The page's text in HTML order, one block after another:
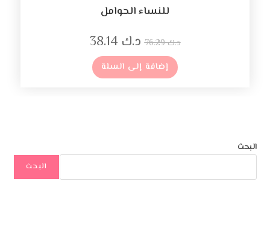
للنساء الحوامل
د.ك76.29 د.ك
إضافة إلى السلة
البحث
البحث